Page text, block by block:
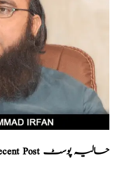
Recent Post حالیہ پوسٹ